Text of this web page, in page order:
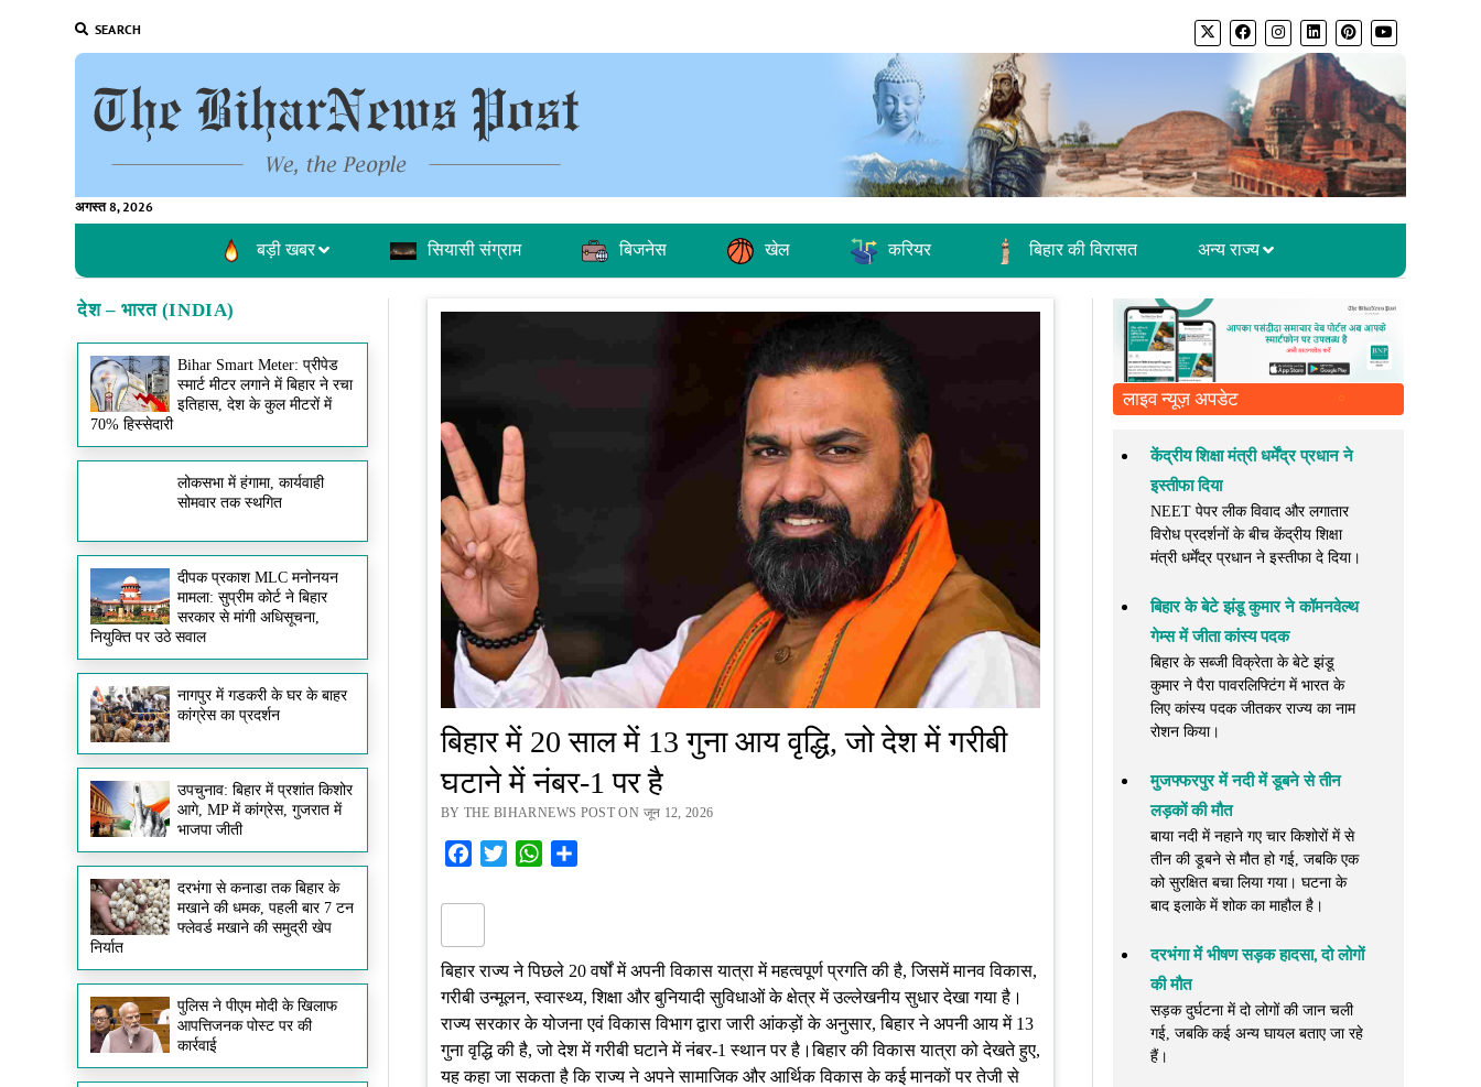
SEARCH
अगस्त 8, 2026
बड़ी खबर सियासी संग्राम बिजनेस खेल करियर बिहार की विरासत अन्य राज्य
देश – भारत (INDIA)
Bihar Smart Meter: प्रीपेड
स्मार्ट मीटर लगाने में बिहार ने रचा
इतिहास, देश के कुल मीटरों में
70% हिस्सेदारी
लोकसभा में हंगामा, कार्यवाही
सोमवार तक स्थगित
दीपक प्रकाश MLC मनोनयन
मामला: सुप्रीम कोर्ट ने बिहार
सरकार से मांगी अधिसूचना,
नियुक्ति पर उठे सवाल
नागपुर में गडकरी के घर के बाहर
कांग्रेस का प्रदर्शन
उपचुनाव: बिहार में प्रशांत किशोर
आगे, MP में कांग्रेस, गुजरात में
भाजपा जीती
दरभंगा से कनाडा तक बिहार के
मखाने की धमक, पहली बार 7 टन
फ्लेवर्ड मखाने की समुद्री खेप
निर्यात
पुलिस ने पीएम मोदी के खिलाफ
आपत्तिजनक पोस्ट पर की
कार्रवाई
बिहार में 20 साल में 13 गुना आय वृद्धि, जो देश में गरीबी
घटाने में नंबर-1 पर है
BY THE BIHARNEWS POST ON जून 12, 2026
Facebook
Twitter WhatsApp
बिहार राज्य ने पिछले 20 वर्षों में अपनी विकास यात्रा में महत्वपूर्ण प्रगति की है, जिसमें मानव विकास,
गरीबी उन्मूलन, स्वास्थ्य, शिक्षा और बुनियादी सुविधाओं के क्षेत्र में उल्लेखनीय सुधार देखा गया है।
राज्य सरकार के योजना एवं विकास विभाग द्वारा जारी आंकड़ों के अनुसार, बिहार ने अपनी आय में 13
गुना वृद्धि की है, जो देश में गरीबी घटाने में नंबर-1 स्थान पर है।बिहार की विकास यात्रा को देखते हुए,
यह कहा जा सकता है कि राज्य ने अपने सामाजिक और आर्थिक विकास के कई मानकों पर तेजी से
लाइव न्यूज़ अपडेट
केंद्रीय शिक्षा मंत्री धर्मेंद्र प्रधान ने
इस्तीफा दिया
NEET पेपर लीक विवाद और लगातार
विरोध प्रदर्शनों के बीच केंद्रीय शिक्षा
मंत्री धर्मेंद्र प्रधान ने इस्तीफा दे दिया।
बिहार के बेटे झंडू कुमार ने कॉमनवेल्थ
गेम्स में जीता कांस्य पदक
बिहार के सब्जी विक्रेता के बेटे झंडू
कुमार ने पैरा पावरलिफ्टिंग में भारत के
लिए कांस्य पदक जीतकर राज्य का नाम
रोशन किया।
मुजफ्फरपुर में नदी में डूबने से तीन
लड़कों की मौत
बाया नदी में नहाने गए चार किशोरों में से
तीन की डूबने से मौत हो गई, जबकि एक
को सुरक्षित बचा लिया गया। घटना के
बाद इलाके में शोक का माहौल है।
दरभंगा में भीषण सड़क हादसा, दो लोगों
की मौत
सड़क दुर्घटना में दो लोगों की जान चली
गई, जबकि कई अन्य घायल बताए जा रहे
हैं।